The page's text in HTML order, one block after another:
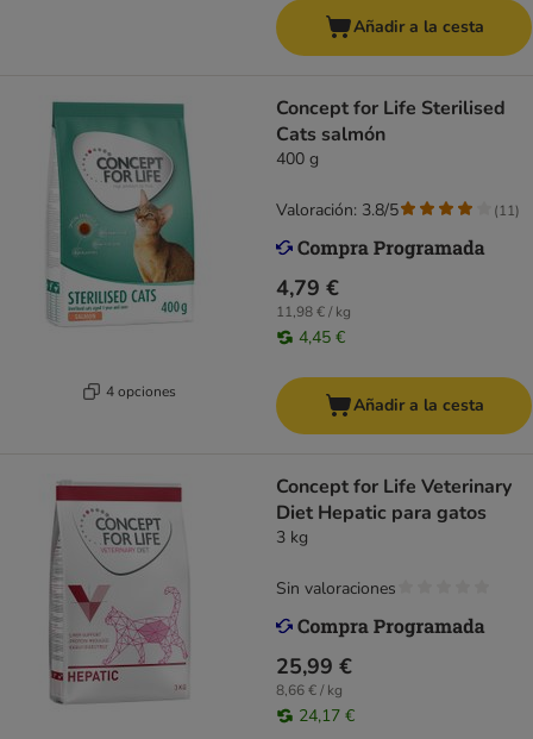
Añadir a la cesta
4 opciones
Concept for Life Sterilised
Cats salmón
400 g
4,79 €
11,98 € / kg
4,45 €
Valoración: 3.8/5 (11)
Añadir a la cesta
Concept for Life Veterinary
Diet Hepatic para gatos
3 kg
25,99 €
8,66 € / kg
24,17 €
Sin valoraciones